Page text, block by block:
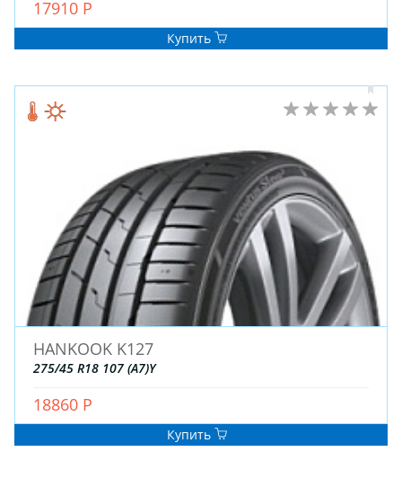
17910 Р
Купить
HANKOOK K127
275/45 R18 107 (A7)Y
18860 Р
Купить